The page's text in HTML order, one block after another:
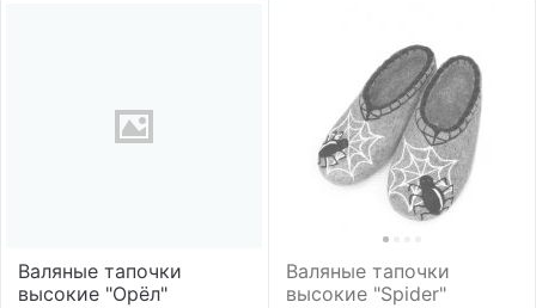
Валяные тапочки
высокие "Орёл"
Валяные тапочки
высокие "Spider"